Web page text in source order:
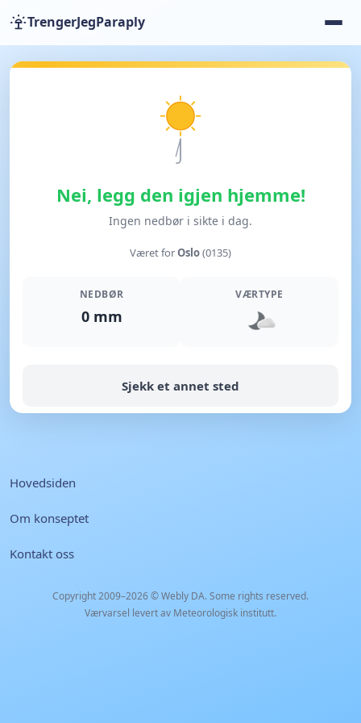
TrengerJegParaply
Nei, legg den igjen hjemme!
Ingen nedbør i sikte i dag.
Været forOslo(0135)
NEDBØR
0 mm
VÆRTYPE
Sjekk et annet sted
Hovedsiden
Om konseptet
Kontakt oss
Copyright 2009–2026 ©Webly DA. Some rights reserved.
Værvarsel levert av Meteorologisk institutt.